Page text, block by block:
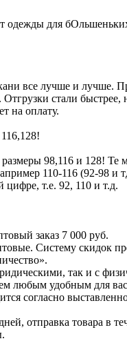
одежды для
все лучше и лучше.
Отгрузки стали быстрее,
на оплату.
98,116 и 128! Те
110-116 (92-98 и
цифре, т.е. 92, 110 и т.д.
заказ 7 000 руб.
Систему скидок
так и с
любым удобным для
согласно
отправка товара в